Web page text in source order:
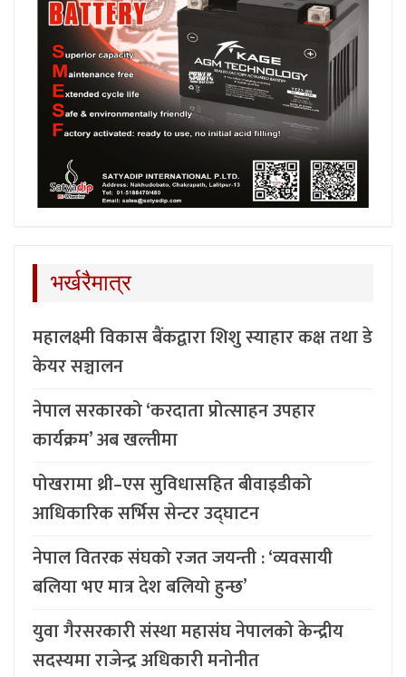
भर्खरैमात्र
महालक्ष्मी विकास बैंकद्वारा शिशु स्याहार कक्ष तथा डे
केयर सञ्चालन
नेपाल सरकारको ‘करदाता प्रोत्साहन उपहार
कार्यक्रम’ अब खल्तीमा
पोखरामा थ्री–एस सुविधासहित बीवाइडीको
आधिकारिक सर्भिस सेन्टर उद्घाटन
नेपाल वितरक संघको रजत जयन्ती : ‘व्यवसायी
बलिया भए मात्र देश बलियो हुन्छ’
युवा गैरसरकारी संस्था महासंघ नेपालको केन्द्रीय
सदस्यमा राजेन्द्र अधिकारी मनोनीत